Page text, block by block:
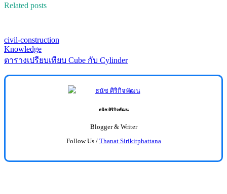
Related posts
civil-construction
Knowledge
ตารางเปรียบเทียบ Cube กับ Cylinder
ธนัช ศิริกิจพัฒน
Blogger & Writer
Follow Us / Thanat Sirikitphattana